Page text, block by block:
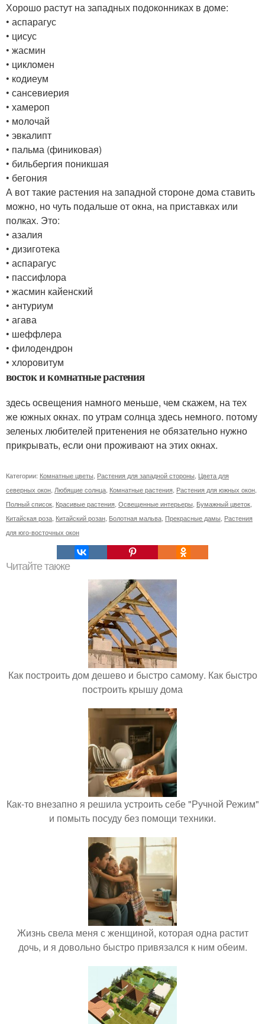
Хорошо растут на западных подоконниках в доме:
• аспарагус
• цисус
• жасмин
• цикломен
• кодиеум
• сансевиерия
• хамероп
• молочай
• эвкалипт
• пальма (финиковая)
• бильбергия поникшая
• бегония
А вот такие растения на западной стороне дома ставить
можно, но чуть подальше от окна, на приставках или
полках. Это:
• азалия
• дизиготека
• аспарагус
• пассифлора
• жасмин кайенский
• антуриум
• агава
• шеффлера
• филодендрон
• хлоровитум
восток и комнатные растения
здесь освещения намного меньше, чем скажем, на тех
же южных окнах. по утрам солнца здесь немного. потому
зеленых любителей притенения не обязательно нужно
прикрывать, если они проживают на этих окнах.
Категории: Комнатные цветы Растения для западной стороны Цвета для
северных окон Любящие солнца Комнатные растения Растения для южных окон
Полный список Красивые растения Освещенные интерьеры Бумажный цветок
Китайская роза Китайский розан Болотная мальва Прекрасные дамы Растения
для юго-восточных окон
Читайте также
Как построить дом дешево и быстро самому. Как быстро
построить крышу дома
Как-то внезапно я решила устроить себе "Ручной Режим"
и помыть посуду без помощи техники.
Жизнь свела меня с женщиной, которая одна растит
дочь, и я довольно быстро привязался к ним обеим.